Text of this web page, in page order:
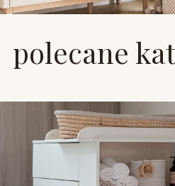
polecane